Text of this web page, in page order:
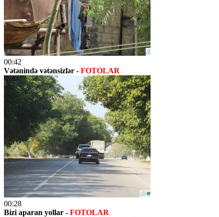
00:42
Vətənində vətənsizlər - FOTOLAR
00:28
Bizi aparan yollar - FOTOLAR